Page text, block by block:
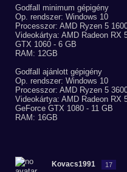
Godfall minimum gépigény
Op. rendszer: Windows 10
Processzor: AMD Ryzen 5
Videokártya: AMD Radeon RX
GTX 1060 - 6 GB
RAM: 12GB
Godfall ajánlott gépigény
Op. rendszer: Windows 10
Processzor: AMD Ryzen 5
Videokártya: AMD Radeon RX
GeForce GTX 1080 - 11 GB
RAM: 16GB
Kovacs1991 17